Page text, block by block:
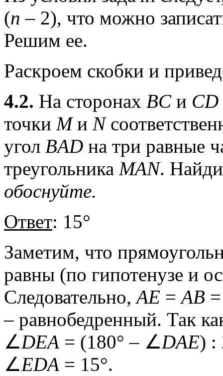
(n – 2), что можно
Решим ее.
Раскроем скобки и
4.2. На сторонах BCи CD
точки Mи N
угол BAD на три равные
треугольника MAN.
обоснуйте.
Ответ: 15°
Заметим, что
равны (по гипотенузе и
Следовательно,АЕ =АВ
– равнобедренный. Так
∠DEA = (180° – ∠DAE) :
∠EDA = 15°.